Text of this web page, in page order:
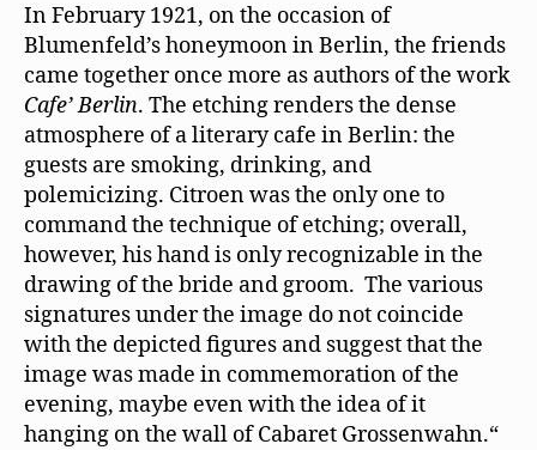
In February 1921, on the occasion of
Blumenfeld’s honeymoon in Berlin, the friends
came together once more as authors of the work
Cafe’ Berlin. The etching renders the dense
atmosphere of a literary cafe in Berlin: the
guests are smoking, drinking, and
polemicizing. Citroen was the only one to
command the technique of etching; overall,
however, his hand is only recognizable in the
drawing of the bride and groom. The various
signatures under the image do not coincide
with the depicted ﬁgures and suggest that the
image was made in commemoration of the
evening, maybe even with the idea of it
hanging on the wall of Cabaret Grossenwahn.“